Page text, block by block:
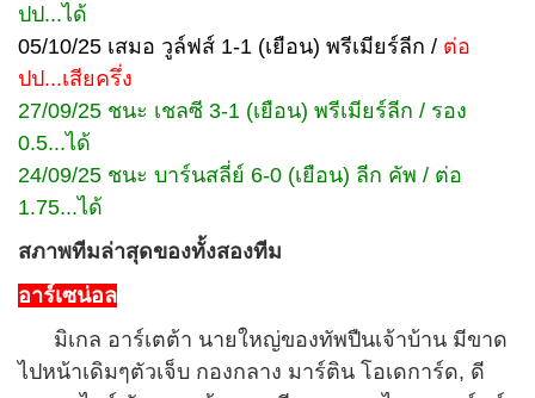
ปป...ได้
05/10/25 เสมอ วูล์ฟส์ 1-1 (เยือน) พรีเมียร์ลีก / ต่อ
ปป...เสียครึ่ง
27/09/25 ชนะ เชลซี 3-1 (เยือน) พรีเมียร์ลีก / รอง
0.5...ได้
24/09/25 ชนะ บาร์นสลี่ย์ 6-0 (เยือน) ลีก คัพ / ต่อ
1.75...ได้
สภาพทีมล่าสุดของทั้งสองทีม
อาร์เซน่อล
มิเกล อาร์เตต้า นายใหญ่ของทัพปืนเจ้าบ้าน มีขาด
ไปหน้าเดิมๆตัวเจ็บ กองกลาง มาร์ติน โอเดการ์ด, ดี